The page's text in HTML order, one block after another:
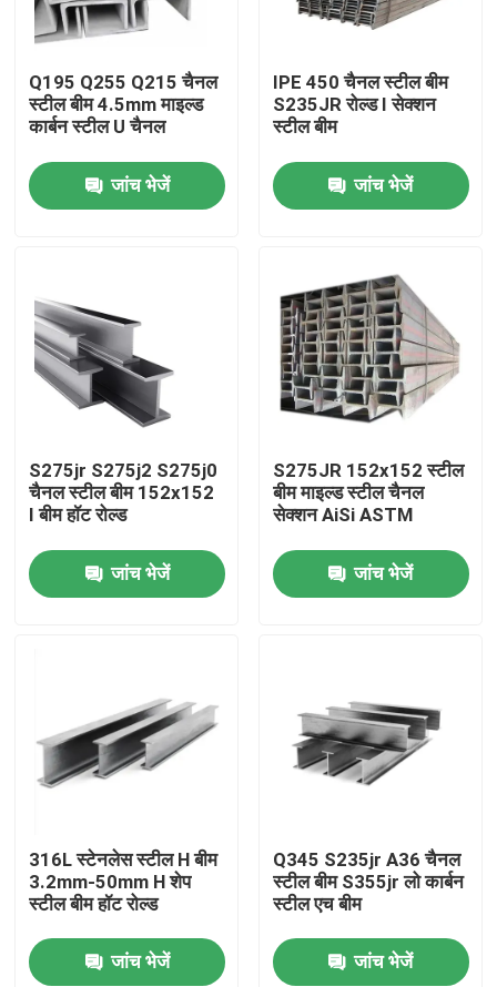
घर
उत्पादों
वीडियो
हमारे बारे में
संपर्क करें
मामलों
रंग लेपित इस्पात का तार
Q195 Q255 Q215 चैनल
स्टील बीम 4.5mm माइल्ड
कार्बन स्टील U चैनल
जांच भेजें
IPE 450 चैनल स्टील बीम
S235JR रोल्ड I सेक्शन
स्टील बीम
जांच भेजें
S275jr S275j2 S275j0
चैनल स्टील बीम 152x152
I बीम हॉट रोल्ड
जांच भेजें
S275JR 152x152 स्टील
बीम माइल्ड स्टील चैनल
सेक्शन AiSi ASTM
जांच भेजें
316L स्टेनलेस स्टील H बीम
3.2mm-50mm H शेप
स्टील बीम हॉट रोल्ड
जांच भेजें
Q345 S235jr A36 चैनल
स्टील बीम S355jr लो कार्बन
स्टील एच बीम
जांच भेजें